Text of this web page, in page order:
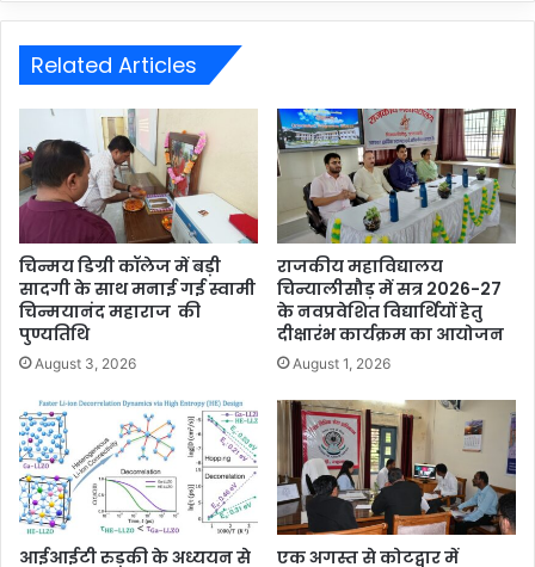
Related Articles
चिन्मय डिग्री कॉलेज में बड़ी
सादगी के साथ मनाई गई स्वामी
चिन्मयानंद महाराज की
पुण्यतिथि
August 3, 2026
राजकीय महाविद्यालय
चिन्यालीसौड़ में सत्र 2026-27
के नवप्रवेशित विद्यार्थियों हेतु
दीक्षारंभ कार्यक्रम का आयोजन
August 1, 2026
आईआईटी रुड़की के अध्ययन से
एक अगस्त से कोटद्वार में